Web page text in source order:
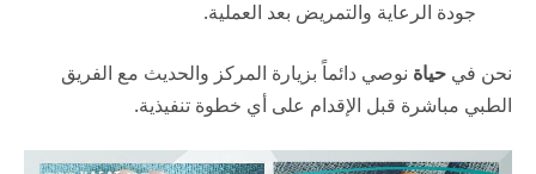
جودة الرعاية والتمريض بعد العملية.
نحن في حياة نوصي دائماً بزيارة المركز والحديث مع الفريق
الطبي مباشرة قبل الإقدام على أي خطوة تنفيذية.